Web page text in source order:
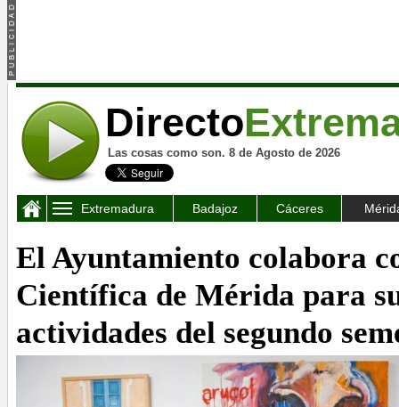
Directo
Las cosas como son. 8 de Agosto de 2026
Extremadura Badajoz Cáceres
El Ayuntamiento colabora
Científica de Mérida para
actividades del segundo